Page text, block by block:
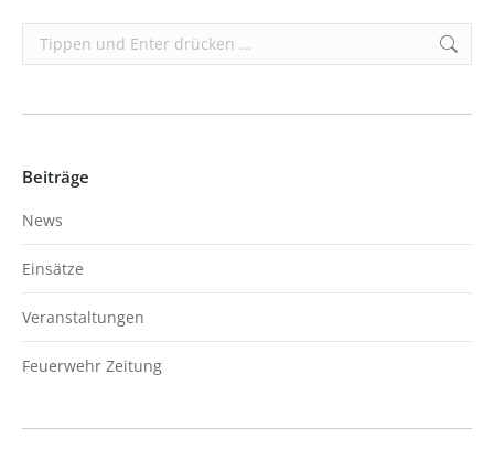
Search:
Beiträge
News
Einsätze
Veranstaltungen
Feuerwehr Zeitung